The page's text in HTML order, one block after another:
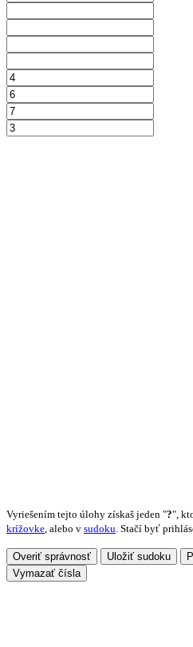
Vyriešením tejto úlohy získaš jeden "?",
krížovke, alebo v sudoku. Stačí byť